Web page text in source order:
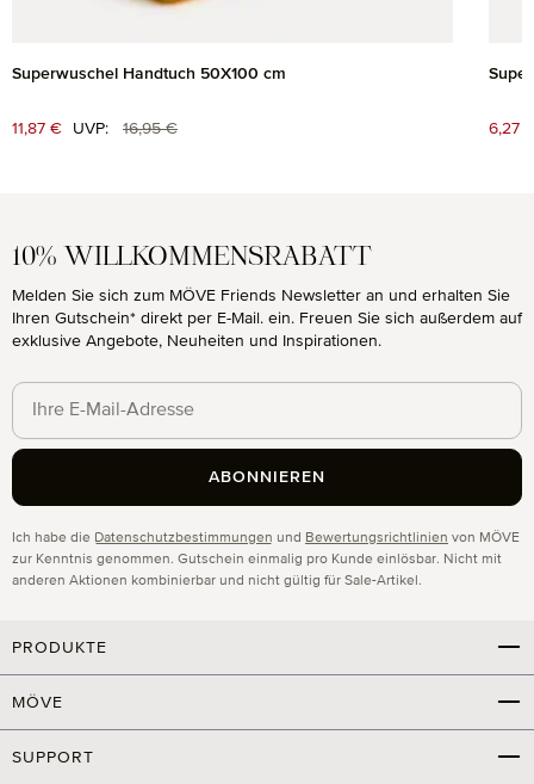
Superwuschel Handtuch 50X100 cm
Verkaufspreis:
11,87 € UVP: Regulärer Preis:
16,95 € 6,27
10% WILLKOMMENSRABATT
Melden Sie sich zum MÖVE Friends Newsletter an und erhalten Sie
Ihren Gutschein* direkt per E-Mail. ein. Freuen Sie sich außerdem auf
exklusive Angebote, Neuheiten und Inspirationen.
Ich habe die Datenschutzbestimmungen und Bewertungsrichtlinien von MÖVE
zur Kenntnis genommen. Gutschein einmalig pro Kunde einlösbar. Nicht mit
anderen Aktionen kombinierbar und nicht gültig für Sale-Artikel.
ABONNIEREN
PRODUKTE
MÖVE
SUPPORT